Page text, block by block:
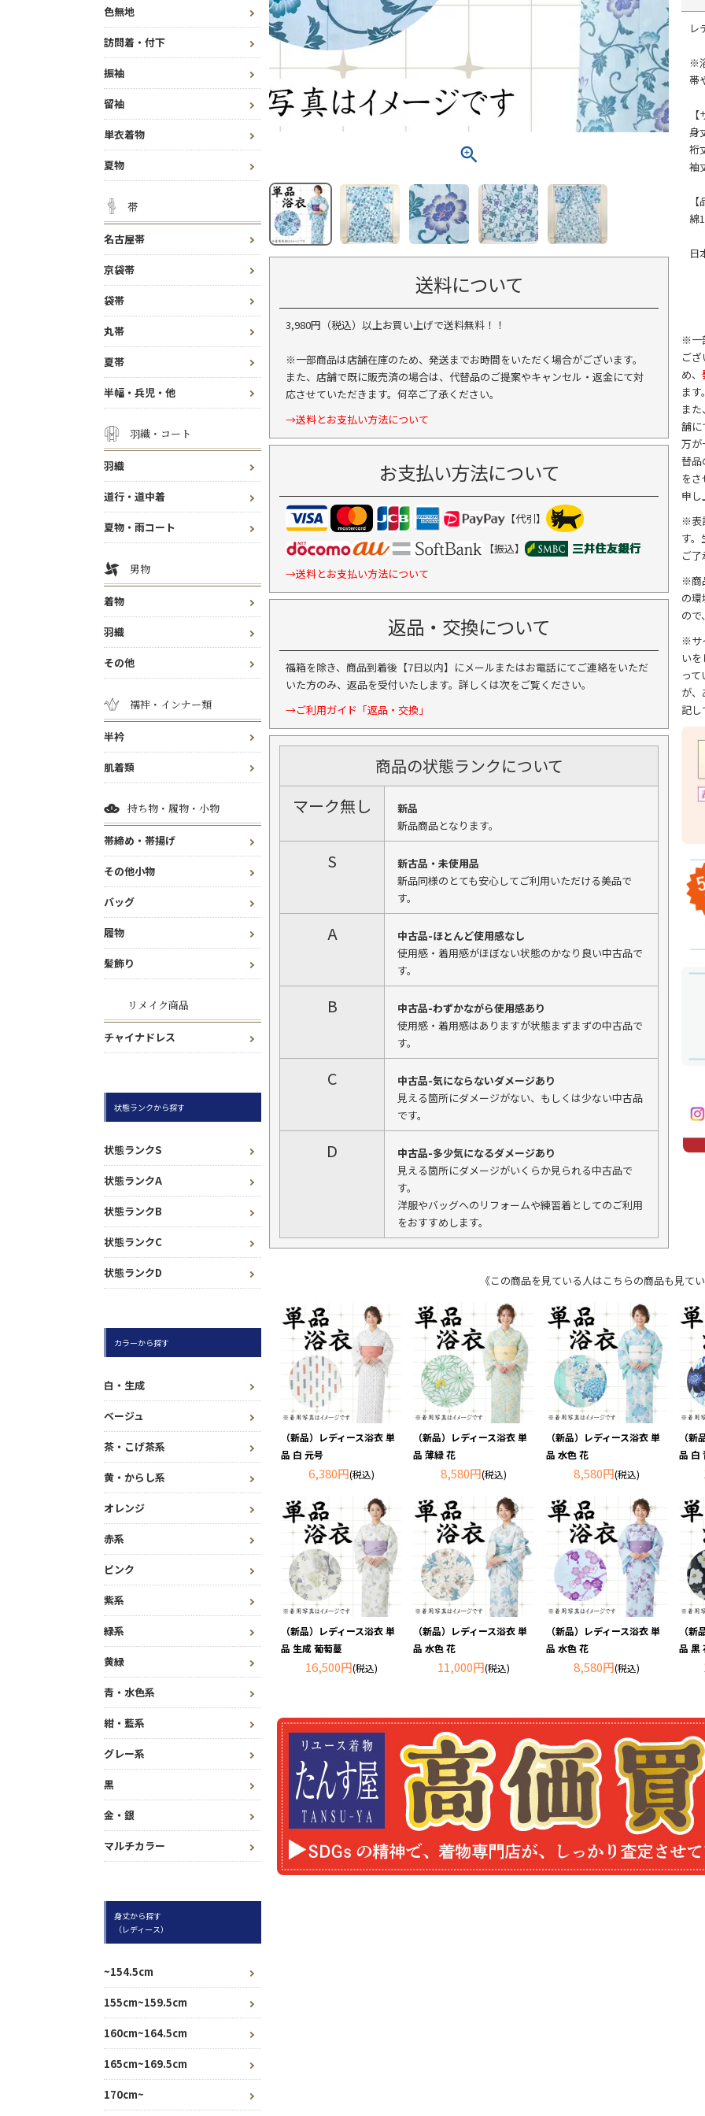
色無地
訪問着・付下
振袖
留袖
単衣着物
夏物
帯
名古屋帯
京袋帯
袋帯
丸帯
夏帯
半幅・兵児・他
羽織・コート
羽織
道行・道中着
夏物・雨コート
男物
着物
羽織
その他
襦袢・インナー類
半衿
肌着類
持ち物・履物・小物
帯締め・帯揚げ
その他小物
バッグ
履物
髪飾り
リメイク商品
チャイナドレス
状態ランクから探す
状態ランクS
状態ランクA
状態ランクB
状態ランクC
状態ランクD
カラーから探す
白・生成
ベージュ
茶・こげ茶系
黄・からし系
オレンジ
赤系
ピンク
紫系
緑系
黄緑
青・水色系
紺・藍系
グレー系
黒
金・銀
マルチカラー
身丈から探す
（レディース）
~154.5cm
155cm~159.5cm
160cm~164.5cm
165cm~169.5cm
170cm~
送料について
3,980円（税込）以上お買い上げで送料無料！！
※一部商品は店舗在庫のため、発送までお時間をいただく場合がございます。
また、店舗で既に販売済の場合は、代替品のご提案やキャンセル・返金にて対
応させていただきます。何卒ご了承ください。
→送料とお支払い方法について
お支払い方法について
【代引】
【振込】
→送料とお支払い方法について
返品・交換について
福箱を除き、商品到着後【7日以内】にメールまたはお電話にてご連絡をいただ
いた方のみ、返品を受付いたします。詳しくは次をご覧ください。
→ご利用ガイド「返品・交換」
商品の状態ランクについて
マーク無し
新品
新品商品となります。
S
新古品・未使用品
新品同様のとても安心してご利用いただける美品で
す。
A
中古品-ほとんど使用感なし
使用感・着用感がほぼない状態のかなり良い中古品で
す。
B
中古品-わずかながら使用感あり
使用感・着用感はありますが状態まずまずの中古品で
す。
C
中古品-気にならないダメージあり
見える箇所にダメージがない、もしくは少ない中古品
です。
D
中古品-多少気になるダメージあり
見える箇所にダメージがいくらか見られる中古品で
す。
洋服やバッグへのリフォームや練習着としてのご利用
をおすすめします。
レ
※
帯
身
裄
袖
綿
日
※一
ご
め、
ます
ま
舗に
万が
替品
を
申し
※表
す
ご
※商
の
の
※サ
い
っ
が
記し
《この商品を見ている人はこちらの商品も見て
（新品）レディース浴衣 単
品 白 元号
6,380円(税込)
（新品）レディース浴衣 単
品 薄緑 花
8,580円(税込)
（新品）レディース浴衣 単
品 水色 花
8,580円(税込)
（
品 白
（新品）レディース浴衣 単
品 生成 葡萄蔓
16,500円(税込)
（新品）レディース浴衣 単
品 水色 花
11,000円(税込)
（新品）レディース浴衣 単
品 水色 花
8,580円(税込)
（
品 黒